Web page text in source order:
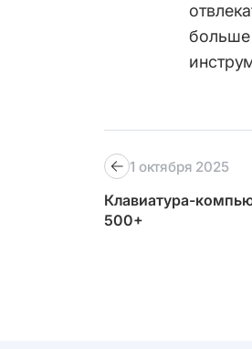
больше
1 октября 2025
Клавиатура-
500+